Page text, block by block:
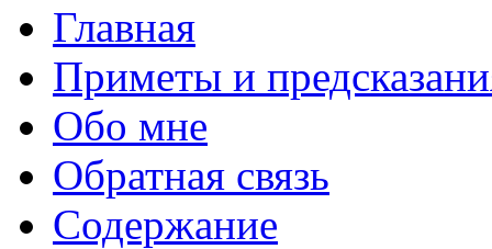
Главная
Приметы и
Обо мне
Обратная связь
Содержание